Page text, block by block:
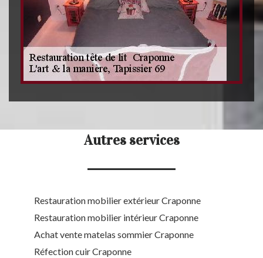
Autres services
Restauration mobilier extérieur Craponne
Restauration mobilier intérieur Craponne
Achat vente matelas sommier Craponne
Réfection cuir Craponne